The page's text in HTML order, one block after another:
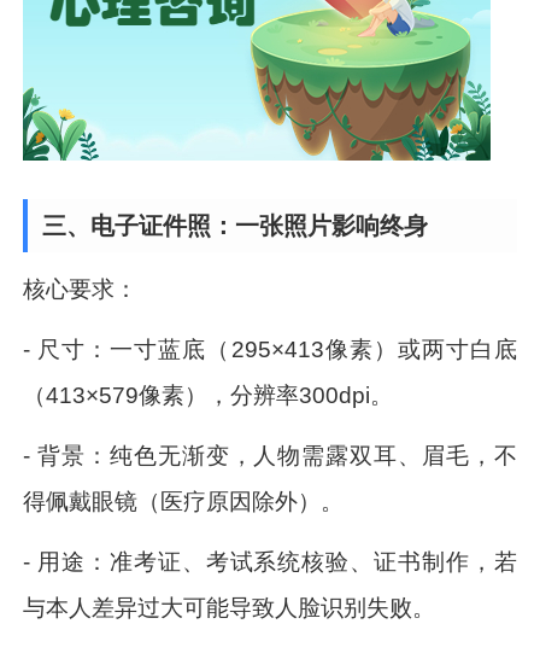
三、电子证件照：一张照片影响终身
核心要求：
- 尺寸：一寸蓝底（295×413像素）或两寸白底
（413×579像素），分辨率300dpi。
- 背景：纯色无渐变，人物需露双耳、眉毛，不
得佩戴眼镜（医疗原因除外）。
- 用途：准考证、考试系统核验、证书制作，若
与本人差异过大可能导致人脸识别失败。